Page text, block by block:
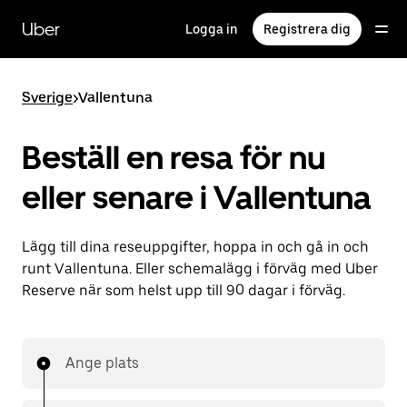
huvudinnehållet
Uber Logga in Registrera dig
Sverige>Vallentuna
Beställ en resa för nu
eller senare i Vallentuna
Lägg till dina reseuppgifter, hoppa in och gå in och
runt Vallentuna. Eller schemalägg i förväg med Uber
Reserve när som helst upp till 90 dagar i förväg.
Ange plats